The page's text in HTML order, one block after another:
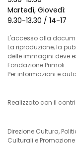
Martedì, Giovedì:
9.30-13.30 / 14-17
L'accesso alla
La riproduzione, la
delle immagini deve
Fondazione Primoli.
Per informazioni e
Realizzato con il
Direzione Cultura,
Culturali e Promozione